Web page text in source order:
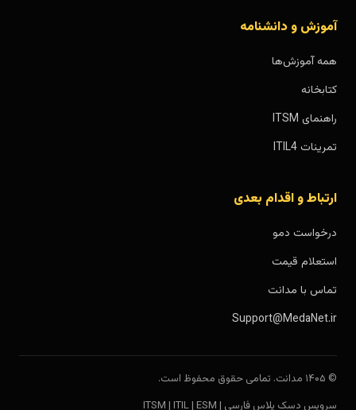
آموزش و دانشنامه
همه آموزش‌ها
کتابخانه
راهنمای ITSM
تمرینات ITIL4
ارتباط و اقدام بعدی
درخواست دمو
استعلام قیمت
تماس با مدانت
Support@MedaNet.ir
© ۱۴۰۵ مدانت. تمامی حقوق محفوظ است.
سرویس دسک پلاس فارسی | ITSM | ITIL | ESM